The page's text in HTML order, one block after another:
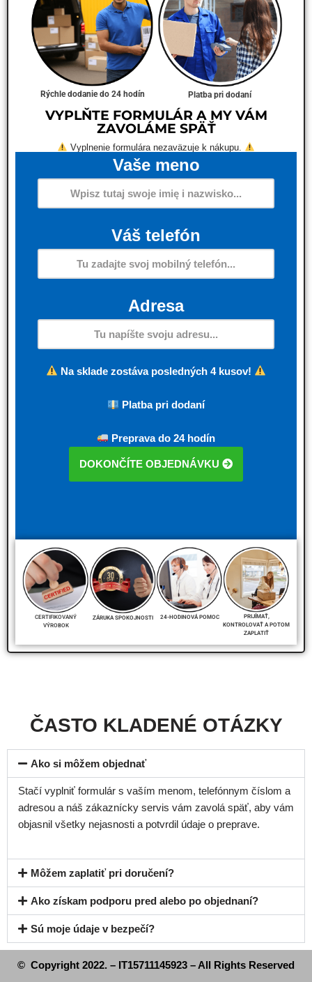
Rýchle dodanie do 24 hodín Platba pri dodaní
VYPLŇTE FORMULÁR A MY VÁM
ZAVOLÁME SPÄŤ
Vyplnenie formulára nezaväzuje k nákupu.
Vaše meno
Váš telefón
Adresa
Na sklade zostáva posledných 4 kusov!
Platba pri dodaní
Preprava do 24 hodín
DOKONČÍTE OBJEDNÁVKU
CERTIFIKOVANÝ
VÝROBOK
ZÁRUKA SPOKOJNOSTI 24-HODINOVÁ POMOC
PRIJÍMAŤ,
KONTROLOVAŤ A POTOM
ZAPLATIŤ
ČASTO KLADENÉ OTÁZKY
Ako si môžem objednať
Stačí vyplniť formulár s vaším menom, telefónnym číslom a
adresou a náš zákaznícky servis vám zavolá späť, aby vám
objasnil všetky nejasnosti a potvrdil údaje o preprave.
Môžem zaplatiť pri doručení?
Ako získam podporu pred alebo po objednaní?
Sú moje údaje v bezpečí?
© Copyright 2022. – IT15711145923 – All Rights Reserved